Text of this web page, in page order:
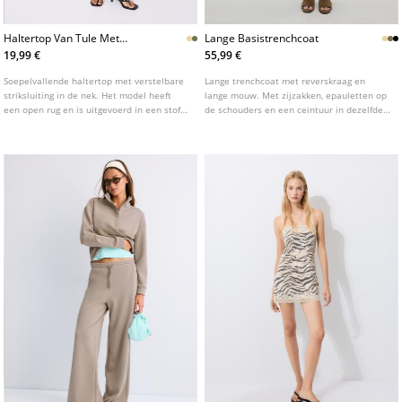
Haltertop Van Tule Met
Sjaalkraag En Print
19,99 €
Soepelvallende haltertop met verstelbare
striksluiting in de nek. Het model heeft
een open rug en is uitgevoerd in een stof
Lange Basistrenchcoat
55,99 €
Lange trenchcoat met reverskraag en
lange mouw. Met zijzakken, epauletten op
de schouders en een ceintuur in dezelfde